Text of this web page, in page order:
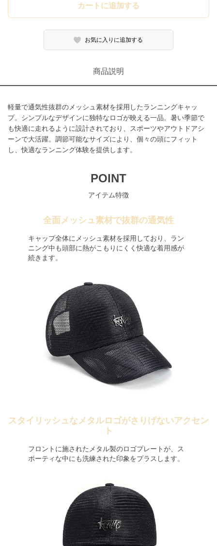
カートに追加する
お気に入りに追加する
商品説明
軽量で通気性抜群のメッシュ素材を採用したランニングキャッ
プ。シンプルなデザインに独特なロゴが映える一品。暑い季節で
も快適に走れるように設計されており、スポーツやアウトドアシ
ーンで大活躍。調節可能なサイズにより、個々の頭にフィット
し、快適なランニング体験を提供します。
POINT
アイテム特徴
全面メッシュ素材で抜群の通気性
キャップ全体にメッシュ素材を採用しており、ラン
ニング中も頭部に熱がこもりにくく快適な着用感が
続きます。
スタイリッシュなメタルロゴがさりげないアクセン
ト
フロントに施されたメタル製のロゴプレートが、ス
ポーティな中にも洗練された印象をプラスします。